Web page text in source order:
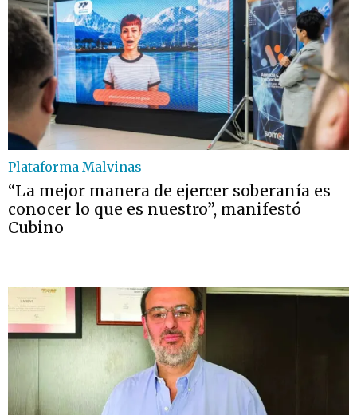
Plataforma Malvinas
“La mejor manera de ejercer soberanía es
conocer lo que es nuestro”, manifestó
Cubino